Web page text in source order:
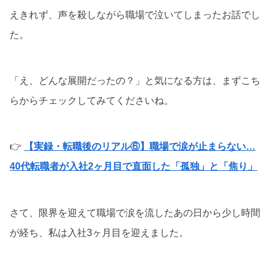
えきれず、声を殺しながら職場で泣いてしまったお話でし
た。
「え、どんな展開だったの？」と気になる方は、まずこち
らからチェックしてみてくださいね。
👉
【実録・転職後のリアル⑥】職場で涙が止まらない…
40代転職者が入社2ヶ月目で直面した「孤独」と「焦り」
さて、限界を迎えて職場で涙を流したあの日から少し時間
が経ち、私は入社3ヶ月目を迎えました。